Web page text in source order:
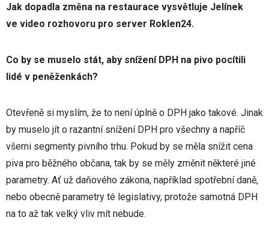
Jak dopadla změna na restaurace vysvětluje Jelínek
ve video rozhovoru pro server Roklen24.
Co by se muselo stát, aby snížení DPH na pivo pocítili
lidé v peněženkách?
Otevřeně si myslím, že to není úplně o DPH jako takové. Jinak
by muselo jít o razantní snížení DPH pro všechny a napříč
všemi segmenty pivního trhu. Pokud by se měla snížit cena
piva pro běžného občana, tak by se měly změnit některé jiné
parametry. Ať už daňového zákona, například spotřební daně,
nebo obecně parametry té legislativy, protože samotná DPH
na to až tak velký vliv mít nebude.